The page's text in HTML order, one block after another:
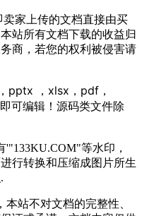
家上传的文档直接由买
站所有文档下载的收益归
商，若您的权利被侵害请
pptx ， xlsx，pdf ，
即可编辑！源码类文件除
等水印，
行转换和压缩成图片所生
站不对文档的完整性、